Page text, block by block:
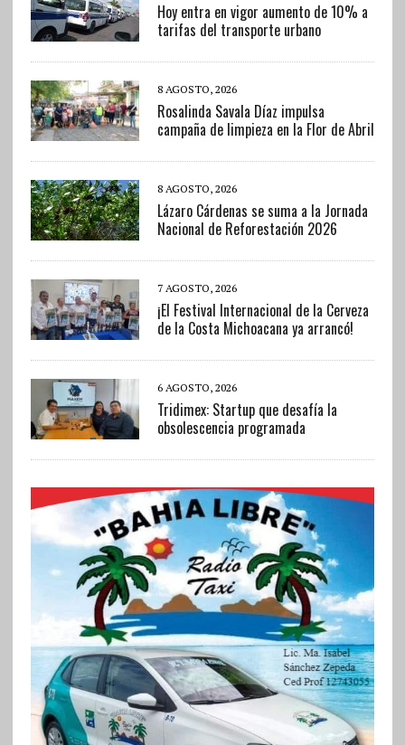
Hoy entra en vigor aumento de 10% a
tarifas del transporte urbano
8 AGOSTO, 2026
Rosalinda Savala Díaz impulsa
campaña de limpieza en la Flor de Abril
8 AGOSTO, 2026
Lázaro Cárdenas se suma a la Jornada
Nacional de Reforestación 2026
7 AGOSTO, 2026
¡El Festival Internacional de la Cerveza
de la Costa Michoacana ya arrancó!
6 AGOSTO, 2026
Tridimex: Startup que desafía la
obsolescencia programada